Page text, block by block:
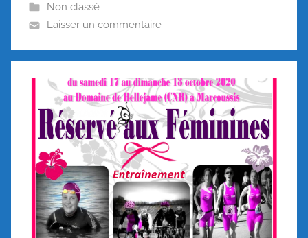
Non classé
Laisser un commentaire